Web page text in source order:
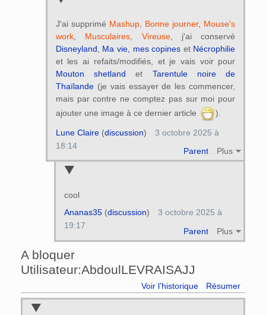
J'ai supprimé Mashup, Bonne journer, Mouse's
work, Musculaires Vireuse, j'ai conservé
Disneyland
Ma vie, mes copines et Nécrophilie
et les ai refaits/modifiés, et je vais voir pour
Mouton shetland et Tarentule noire de
Thaïlande(je vais essayer de les commencer,
mais par contre ne comptez pas sur moi pour
ajouter une image à ce dernier article
).
Parent Plus
Lune Claire(discussion)
3 octobre 2025 à
18:14
cool
Parent Plus
Ananas35(discussion)
3 octobre 2025 à
19:17
A bloquer
Utilisateur:AbdoulLEVRAISAJJ
Voir l’historique Résumer